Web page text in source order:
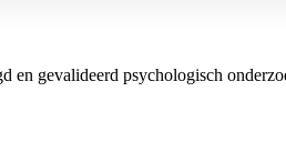
en gevalideerd psychologisch